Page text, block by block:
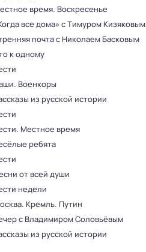
время. Воскресенье
все дома» с Тимуром Кизяковым
почта с Николаем Басковым
к одному
Военкоры
из русской истории
Местное время
ребята
от всей души
недели
Кремль. Путин
с Владимиром Соловьёвым
из русской истории